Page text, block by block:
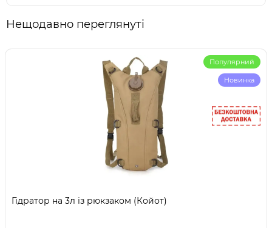
Нещодавно переглянуті
Популярний
Новинка
Гідратор на 3л із рюкзаком (Койот)